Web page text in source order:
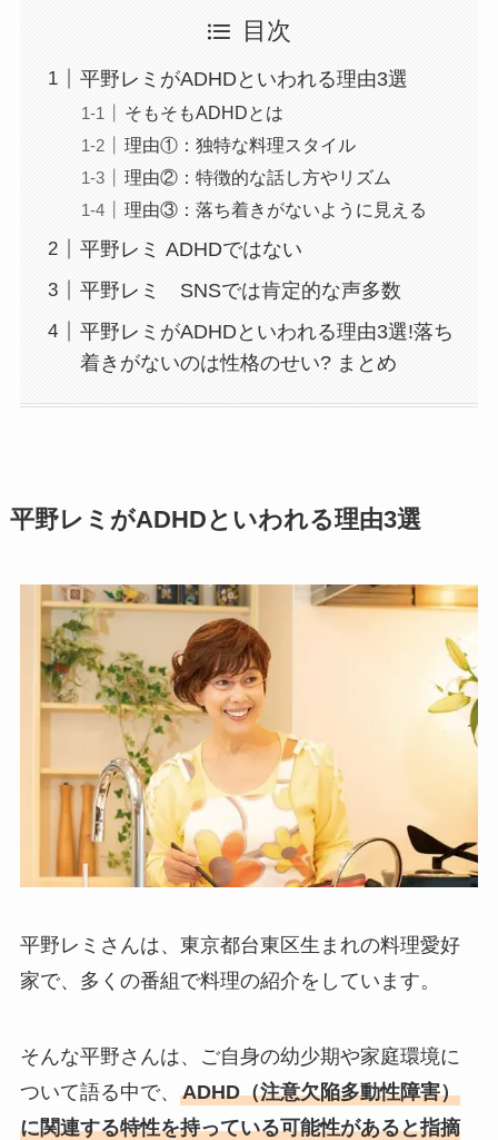
目次
平野レミがADHDといわれる理由3選
そもそもADHDとは
理由①：独特な料理スタイル
理由②：特徴的な話し方やリズム
理由③：落ち着きがないように見える
平野レミ ADHDではない
平野レミ SNSでは肯定的な声多数
平野レミがADHDといわれる理由3選!落ち
着きがないのは性格のせい? まとめ
平野レミがADHDといわれる理由3選
平野レミさんは、東京都台東区生まれの料理愛好
家で、多くの番組で料理の紹介をしています。
そんな平野さんは、ご自身の幼少期や家庭環境に
ついて語る中で、 ADHD（注意欠陥多動性障害）
に関連する特性を持っている可能性があると指摘